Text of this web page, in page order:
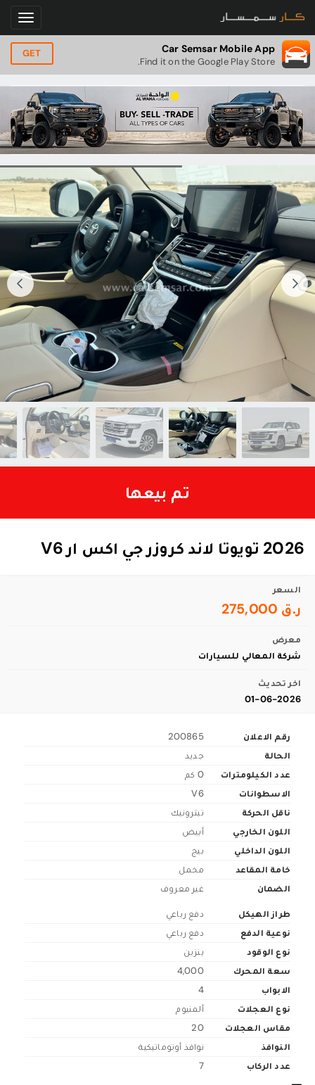
Car Semsar Mobile App
Find it on the Google Play Store.
GET
تم بيعها
2026 تويوتا لاند كروزر جي اكس ار V6
السعر
ر.ق 275,000
معرض
شركة المعالي للسيارات
اخر تحديث
01-06-2026
رقم الاعلان
200865
الحالة
جديد
عدد الكيلومترات
0 كم
الاسطوانات
V6
ناقل الحركة
تبترونيك
اللون الخارجي
أبيض
اللون الداخلي
بيج
خامة المقاعد
مخمل
الضمان
غير معروف
طراز الهيكل
دفع رباعي
نوعية الدفع
دفع رباعي
نوع الوقود
بنزين
سعة المحرك
4,000
الابواب
4
نوع العجلات
ألمنيوم
مقاس العجلات
20
النوافذ
نوافذ أوتوماتيكية
عدد الركاب
7